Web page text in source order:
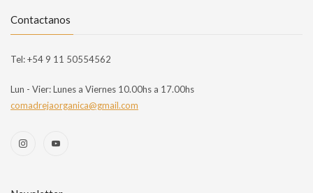
Contactanos
Tel:+54 9 11 50554562
Lun - Vier:Lunes a Viernes 10.00hs a 17.00hs
comadrejaorganica@gmail.com